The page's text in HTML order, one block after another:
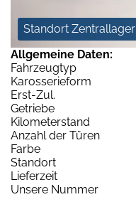
Standort Zentrallager
Allgemeine Daten:
Fahrzeugtyp
Karosserieform
Erst-Zul.
Getriebe
Kilometerstand
Anzahl der Türen
Farbe
Standort
Lieferzeit
Unsere Nummer